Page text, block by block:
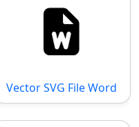
Vector SVG File Word